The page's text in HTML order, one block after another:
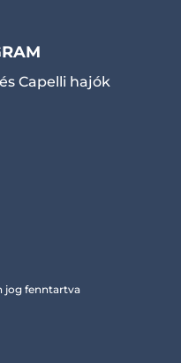
Capelli hajók
jog fenntartva